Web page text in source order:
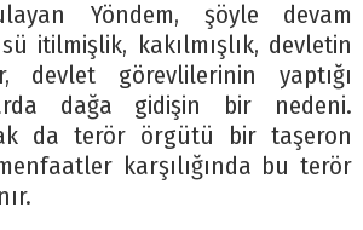
Yöndem, şöyle devam
itilmişlik, kakılmışlık, devletin
devlet görevlilerinin yaptığı
dağa gidişin bir nedeni.
da terör örgütü bir taşeron
karşılığında bu terör